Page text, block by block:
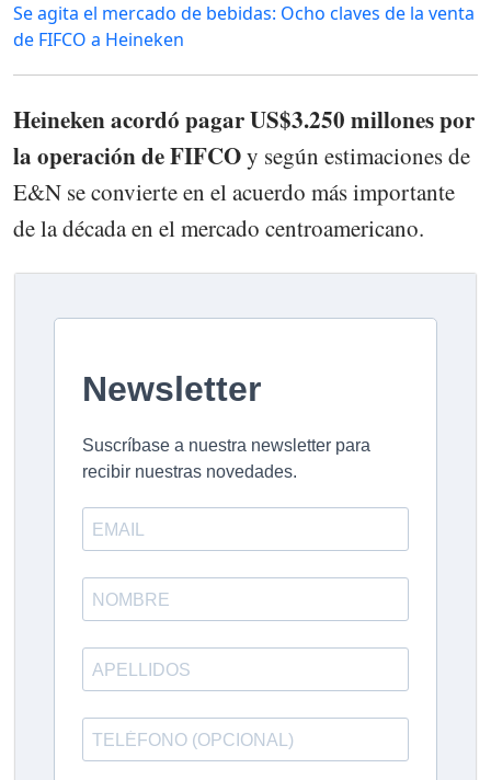
Se agita el mercado de bebidas: Ocho claves de la venta
de FIFCO a Heineken
Heineken acordó pagar US$3.250 millones por
la operación de FIFCOy según estimaciones de
E&N se convierte en el acuerdo más importante
de la década en el mercado centroamericano.